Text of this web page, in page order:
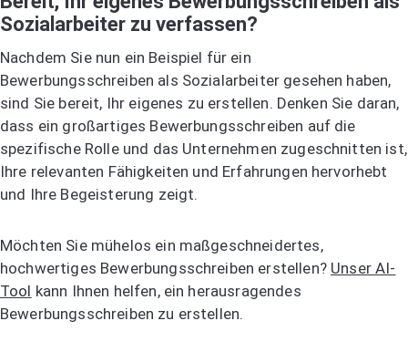
Sozialarbeiter zu verfassen?
Nachdem Sie nun ein Beispiel für ein
Bewerbungsschreiben als Sozialarbeiter gesehen haben,
sind Sie bereit, Ihr eigenes zu erstellen. Denken Sie daran,
dass ein großartiges Bewerbungsschreiben auf die
spezifische Rolle und das Unternehmen zugeschnitten ist,
Ihre relevanten Fähigkeiten und Erfahrungen hervorhebt
und Ihre Begeisterung zeigt.
Möchten Sie mühelos ein maßgeschneidertes,
hochwertiges Bewerbungsschreiben erstellen? Unser AI-
Tool kann Ihnen helfen, ein herausragendes
Bewerbungsschreiben zu erstellen.